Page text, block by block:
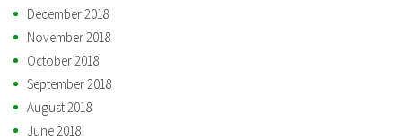
December 2018
November 2018
October 2018
September 2018
August 2018
June 2018